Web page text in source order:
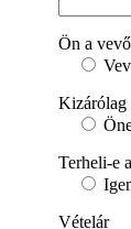
Ön a
Kizárólag
Terheli-e
Vételár